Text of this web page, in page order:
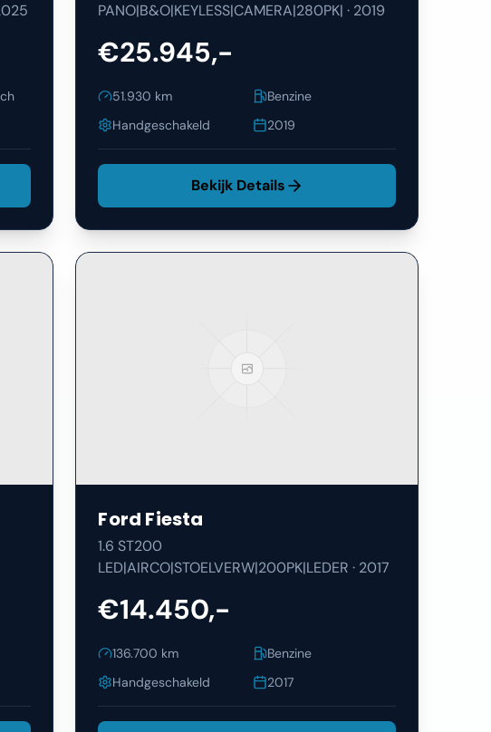
PANO|B&O|KEYLESS|CAMERA|280PK| · 2019
€25.945,-
51.930 km
Benzine
Handgeschakeld
2019
Bekijk Details
Ford Fiesta
1.6 ST200
LED|AIRCO|STOELVERW|200PK|LEDER · 2017
€14.450,-
136.700 km
Benzine
Handgeschakeld
2017